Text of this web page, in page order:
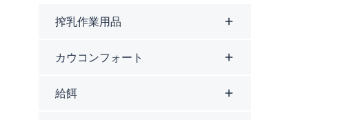
搾乳作業用品
カウコンフォート
給餌